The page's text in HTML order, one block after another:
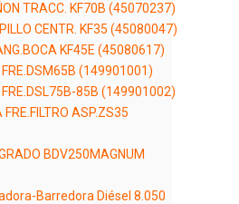
TRACC. KF70B (45070237)
CENTR. KF35 (45080047)
KF45E (45080617)
FRE.DSM65B (149901001)
FRE.DSL75B-85B (149901002)
ASP.ZS35
BDV250MAGNUM
Barredora Diésel 8.050